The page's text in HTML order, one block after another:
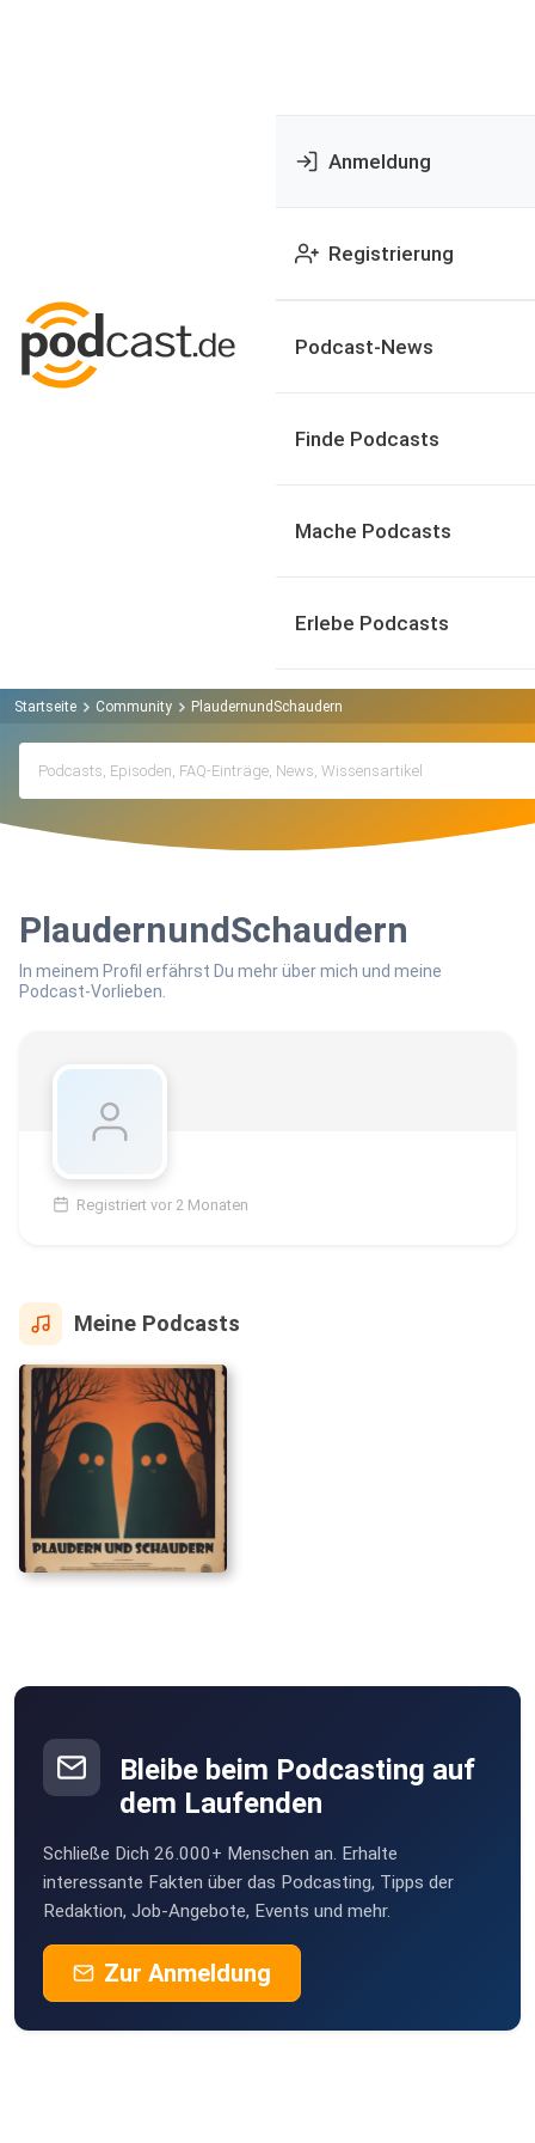
Anmeldung
Registrierung
Podcast-News
Finde Podcasts
Mache Podcasts
Erlebe Podcasts
Startseite Community PlaudernundSchaudern
PlaudernundSchaudern
In meinem Profil erfährst Du mehr über mich und meine
Podcast-Vorlieben.
Registriert vor 2 Monaten
Meine Podcasts
Bleibe beim Podcasting auf
dem Laufenden
Schließe Dich 26.000+ Menschen an. Erhalte
interessante Fakten über das Podcasting, Tipps der
Redaktion, Job-Angebote, Events und mehr.
Zur Anmeldung